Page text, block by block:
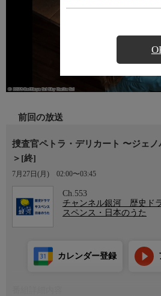
前回の放送
捜査官ペトラ・デリカート 〜ジェ
＞[終]
7月27日(月) 02:00〜03:45
Ch.553
チャンネル銀河 歴史ド
スペンス・日本のうた
カレンダー登録